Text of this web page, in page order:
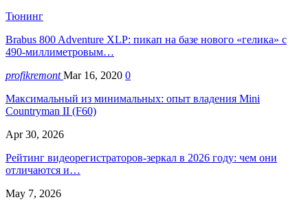
Тюнинг
Brabus 800 Adventure XLP: пикап на базе нового «гелика» с
490-миллиметровым…
profikremontMar 16, 2020 0
Максимальный из минимальных: опыт владения Mini
Countryman II (F60)
Apr 30, 2026
Рейтинг видеорегистраторов-зеркал в 2026 году: чем они
отличаются и…
May 7, 2026